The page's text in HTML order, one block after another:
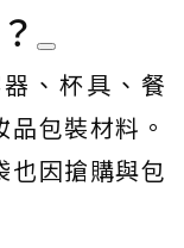
、杯具、餐
包裝材料。
也因搶購與包